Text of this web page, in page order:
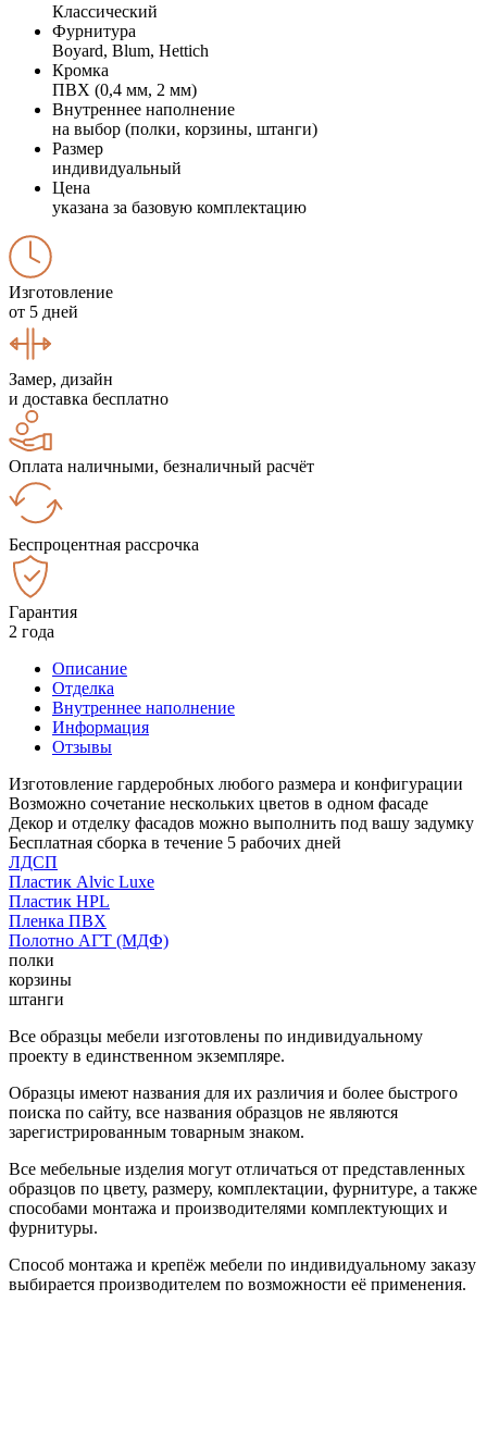
Классический
Фурнитура
Boyard, Blum, Hettich
Кромка
ПВХ (0,4 мм, 2 мм)
Внутреннее наполнение
на выбор (полки, корзины, штанги)
Размер
индивидуальный
Цена
указана за базовую комплектацию
Изготовление
от 5 дней
Замер, дизайн
и доставка бесплатно
Оплата наличными, безналичный расчёт
Беспроцентная рассрочка
Гарантия
2 года
Описание
Отделка
Внутреннее наполнение
Информация
Отзывы
Изготовление гардеробных любого размера и конфигурации
Возможно сочетание нескольких цветов в одном фасаде
Декор и отделку фасадов можно выполнить под вашу задумку
Бесплатная сборка в течение 5 рабочих дней
ЛДСП
Пластик Alvic Luxe
Пластик HPL
Пленка ПВХ
Полотно АГТ (МДФ)
полки
корзины
штанги
Все образцы мебели изготовлены по индивидуальному
проекту в единственном экземпляре.
Образцы имеют названия для их различия и более быстрого
поиска по сайту, все названия образцов не являются
зарегистрированным товарным знаком.
Все мебельные изделия могут отличаться от представленных
образцов по цвету, размеру, комплектации, фурнитуре, а также
способами монтажа и производителями комплектующих и
фурнитуры.
Способ монтажа и крепёж мебели по индивидуальному заказу
выбирается производителем по возможности её применения.